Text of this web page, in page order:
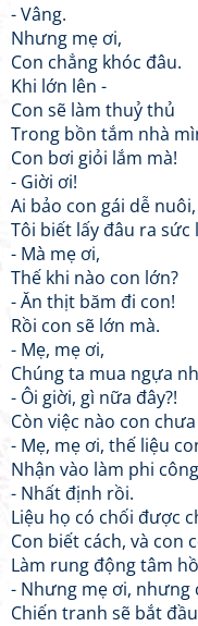
- Vâng.
Nhưng mẹ ơi,
Con chẳng khóc đâu.
Khi lớn lên -
Con sẽ làm thuỷ thủ
Trong bồn tắm nhà
Con bơi giỏi lắm mà!
- Giời ơi!
Ai bảo con gái dễ
Tôi biết lấy đâu ra sức
- Mà mẹ ơi,
Thế khi nào con lớn?
- Ăn thịt băm đi con!
Rồi con sẽ lớn mà.
- Mẹ, mẹ ơi,
Chúng ta mua ngựa
- Ôi giời, gì nữa đây?!
Còn việc nào con
- Mẹ, mẹ ơi, thế liệu
Nhận vào làm phi
- Nhất định rồi.
Liệu họ có chối được
Con biết cách, và con
Làm rung động tâm
- Nhưng mẹ ơi, nhưng
Chiến tranh sẽ bắt